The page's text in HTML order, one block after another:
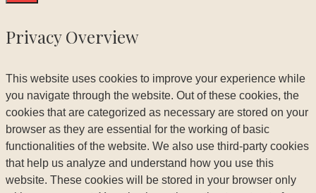
Privacy Overview
This website uses cookies to improve your experience while
you navigate through the website. Out of these cookies, the
cookies that are categorized as necessary are stored on your
browser as they are essential for the working of basic
functionalities of the website. We also use third-party cookies
that help us analyze and understand how you use this
website. These cookies will be stored in your browser only